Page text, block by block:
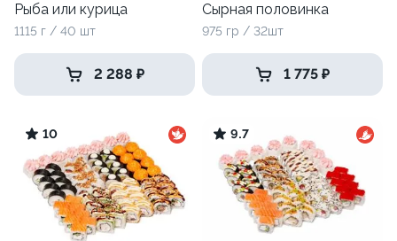
Рыба или курица
1115 г / 40 шт
2 288 ₽
Сырная половинка
975 гр / 32шт
1 775 ₽
10 9.7